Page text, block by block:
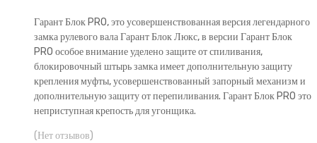
Гарант Блок PRO, это усовершенствованная версия легендарного
замка рулевого вала Гарант Блок Люкс, в версии Гарант Блок
PRO особое внимание уделено защите от спиливания,
блокировочный штырь замка имеет дополнительную защиту
крепления муфты, усовершенствованный запорный механизм и
дополнительную защиту от перепиливания. Гарант Блок PRO это
неприступная крепость для угонщика.
(Нет отзывов)